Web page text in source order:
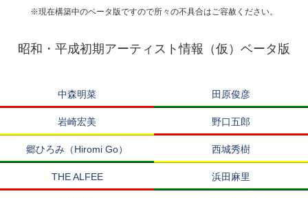
※現在構築中のベータ版ですので所々の不具合はご容赦ください。
昭和・平成初期アーティスト情報（仮）ベータ版
中森明菜 田原俊彦
岩崎宏美 野口五郎
郷ひろみ（Hiromi Go） 西城秀樹
THE ALFEE 浜田麻里